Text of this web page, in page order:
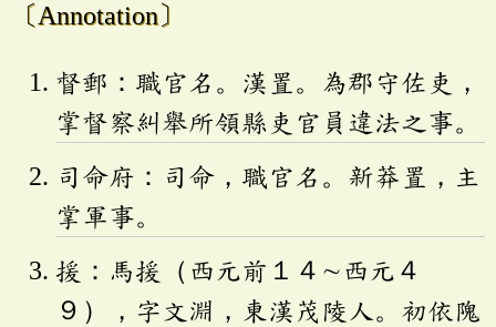
〔Annotation〕
督郵：職官名。漢置。為郡守佐吏，
掌督察糾舉所領縣吏官員違法之事。
司命府：司命，職官名。新莽置，主
掌軍事。
援：馬援（西元前１４∼西元４
９），字文淵，東漢茂陵人。初依隗